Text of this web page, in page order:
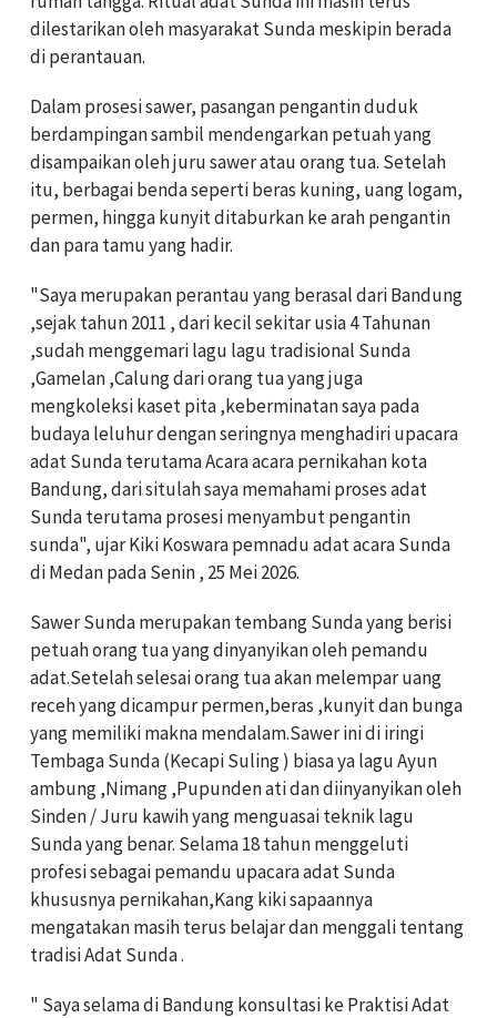
dilestarikan oleh masyarakat Sunda meskipin berada
di perantauan.
Dalam prosesi sawer, pasangan pengantin duduk
berdampingan sambil mendengarkan petuah yang
disampaikan oleh juru sawer atau orang tua. Setelah
itu, berbagai benda seperti beras kuning, uang logam,
permen, hingga kunyit ditaburkan ke arah pengantin
dan para tamu yang hadir.
"Saya merupakan perantau yang berasal dari Bandung
,sejak tahun 2011 , dari kecil sekitar usia 4 Tahunan
,sudah menggemari lagu lagu tradisional Sunda
,Gamelan ,Calung dari orang tua yang juga
mengkoleksi kaset pita ,keberminatan saya pada
budaya leluhur dengan seringnya menghadiri upacara
adat Sunda terutama Acara acara pernikahan kota
Bandung, dari situlah saya memahami proses adat
Sunda terutama prosesi menyambut pengantin
sunda", ujar Kiki Koswara pemnadu adat acara Sunda
di Medan pada Senin , 25 Mei 2026.
Sawer Sunda merupakan tembang Sunda yang berisi
petuah orang tua yang dinyanyikan oleh pemandu
adat.Setelah selesai orang tua akan melempar uang
receh yang dicampur permen,beras ,kunyit dan bunga
yang memiliki makna mendalam.Sawer ini di iringi
Tembaga Sunda (Kecapi Suling ) biasa ya lagu Ayun
ambung ,Nimang ,Pupunden ati dan diinyanyikan oleh
Sinden / Juru kawih yang menguasai teknik lagu
Sunda yang benar. Selama 18 tahun menggeluti
profesi sebagai pemandu upacara adat Sunda
khususnya pernikahan,Kang kiki sapaannya
mengatakan masih terus belajar dan menggali tentang
tradisi Adat Sunda .
" Saya selama di Bandung konsultasi ke Praktisi Adat